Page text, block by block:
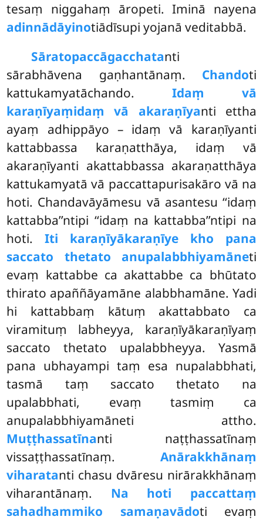
tesaṃ niggahaṃ āropeti. Iminā nayena
adinnādāyinotiādīsupi yojanā veditabbā.
Sāratopaccāgacchatanti
sārabhāvena gaṇhantānaṃ. Chandoti
kattukamyatāchando. Idaṃ vā
karaṇīyaṃidaṃ vā akaraṇīyanti ettha
ayaṃ adhippāyo – idaṃ vā karaṇīyanti
kattabbassa karaṇatthāya, idaṃ vā
akaraṇīyanti akattabbassa akaraṇatthāya
kattukamyatā vā paccattapurisakāro vā na
hoti. Chandavāyāmesu vā asantesu ‘‘idaṃ
kattabba’’ntipi ‘‘idaṃ na kattabba’’ntipi na
hoti.Iti karaṇīyākaraṇīye kho pana
saccato thetato anupalabbhiyamāneti
evaṃ kattabbe ca akattabbe ca bhūtato
thirato apaññāyamāne alabbhamāne. Yadi
hi kattabbaṃ kātuṃ akattabbato ca
viramituṃ labheyya, karaṇīyākaraṇīyaṃ
saccato thetato upalabbheyya. Yasmā
pana ubhayampi taṃ esa nupalabbhati,
tasmā taṃ saccato thetato na
upalabbhati, evaṃ tasmiṃ ca
anupalabbhiyamāneti attho.
Muṭṭhassatīnanti naṭṭhassatīnaṃ
vissaṭṭhassatīnaṃ. Anārakkhānaṃ
viharatanti chasu dvāresu nirārakkhānaṃ
viharantānaṃ. Na hoti paccattaṃ
sahadhammiko samaṇavādoti evaṃ